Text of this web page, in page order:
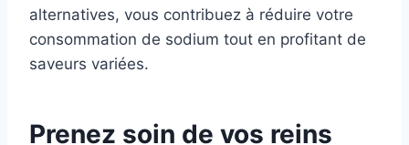
alternatives, vous contribuez à réduire votre
consommation de sodium tout en profitant de
saveurs variées.
Prenez soin de vos reins